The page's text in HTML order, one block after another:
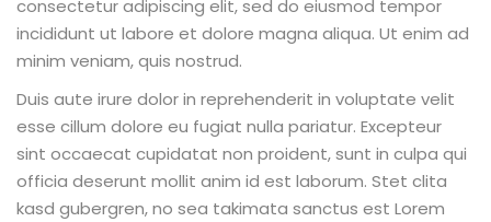
consectetur adipiscing elit, sed do eiusmod tempor
incididunt ut labore et dolore magna aliqua. Ut enim ad
minim veniam, quis nostrud.
Duis aute irure dolor in reprehenderit in voluptate velit
esse cillum dolore eu fugiat nulla pariatur. Excepteur
sint occaecat cupidatat non proident, sunt in culpa qui
officia deserunt mollit anim id est laborum. Stet clita
kasd gubergren, no sea takimata sanctus est Lorem